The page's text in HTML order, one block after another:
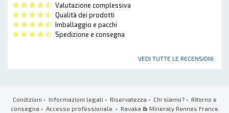
Valutazione complessiva
Qualità dei prodotti
Imballaggio e pacchi
Spedizione e consegna
VEDI TUTTE LE RECENSIONI
Condizioni • Informazioni legali • Riservatezza • Chi siamo?• Ritorno e
consegna • Accesso professionale • Ravaka & Mineraly Rennes France